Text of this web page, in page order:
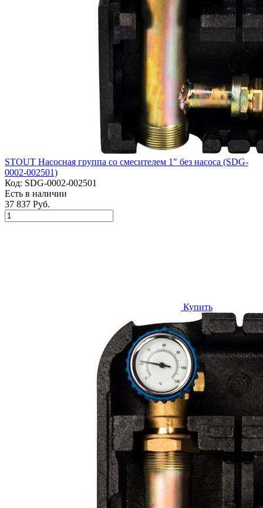
STOUT Насосная группа со смесителем 1" без насоса (SDG-
0002-002501)
Код: SDG-0002-002501
Есть в наличии
37 837 Руб.
Купить